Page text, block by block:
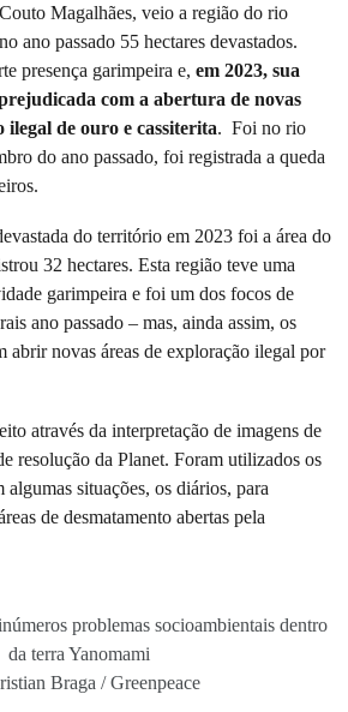
Magalhães, veio a região do rio
ano passado 55 hectares devastados.
presença garimpeira e, em 2023, sua
com a abertura de novas
ilegal de ouro e cassiterita. Foi no rio
do ano passado, foi registrada a queda
do território em 2023 foi a área do
32 hectares. Esta região teve uma
garimpeira e foi um dos focos de
ano passado – mas, ainda assim, os
abrir novas áreas de exploração ilegal por
através da interpretação de imagens de
resolução da Planet. Foram utilizados os
algumas situações, os diários, para
de desmatamento abertas pela
problemas socioambientais dentro
da terra Yanomami
Braga / Greenpeace